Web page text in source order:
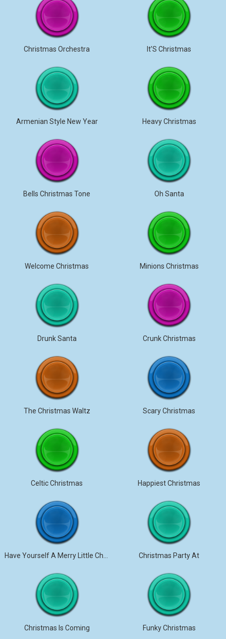
Christmas Orchestra It’S Christmas
Armenian Style New Year Heavy Christmas
Bells Christmas Tone Oh Santa
Welcome Christmas Minions Christmas
Drunk Santa Crunk Christmas
The Christmas Waltz Scary Christmas
Celtic Christmas Happiest Christmas
Christmas Party At
Christmas Is Coming Funky Christmas